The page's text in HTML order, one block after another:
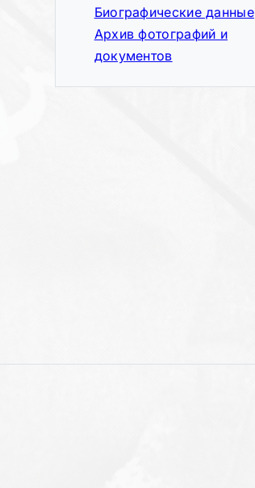
Биографические данные
Архив фотографий и
документов